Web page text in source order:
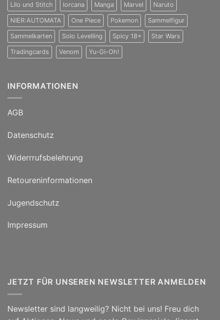
Lilo und Stitch lorcana Manga Marvel Naruto
NIER:AUTOMATA One Piece Pokemon Sammelfigur
Sammelkarten Solo Levelling Spicy 18+ Star Wars
Tradingcards Venom Yu-Gi-Oh!
INFORMATIONEN
AGB
Datenschutz
Widerrrufsbelehrung
Retoureninformationen
Jugendschutz
Impressum
JETZT FÜR UNSEREN NEWSLETTER ANMELDEN
Newsletter sind langweilig? Nicht bei uns! Freu dich